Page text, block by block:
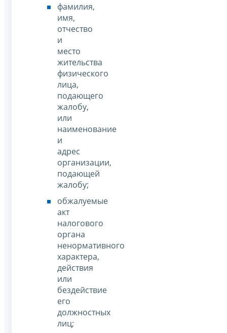
фамилия,
имя,
отчество
и
место
жительства
физического
лица,
подающего
жалобу,
или
наименование
и
адрес
организации,
подающей
жалобу;
обжалуемые
акт
налогового
органа
ненормативного
характера,
действия
или
бездействие
его
должностных
лиц;